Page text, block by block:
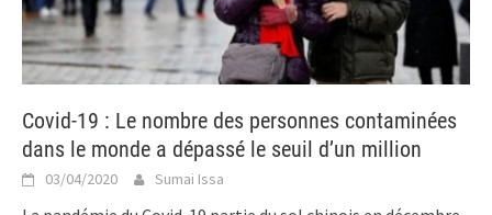
Covid-19 : Le nombre des personnes contaminées
dans le monde a dépassé le seuil d’un million
03/04/2020 Sumai Issa